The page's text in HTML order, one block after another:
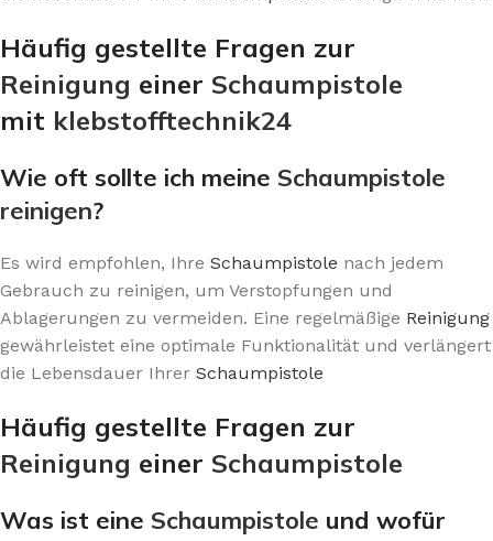
Häufig gestellte Fragen zur
Reinigung einer Schaumpistole
mit klebstofftechnik24
Wie oft sollte ich meine Schaumpistole
reinigen?
Es wird empfohlen, Ihre Schaumpistole nach jedem
Gebrauch zu reinigen, um Verstopfungen und
Ablagerungen zu vermeiden. Eine regelmäßige Reinigung
gewährleistet eine optimale Funktionalität und verlängert
die Lebensdauer Ihrer Schaumpistole
Häufig gestellte Fragen zur
Reinigung einer Schaumpistole
Was ist eine Schaumpistole und wofür